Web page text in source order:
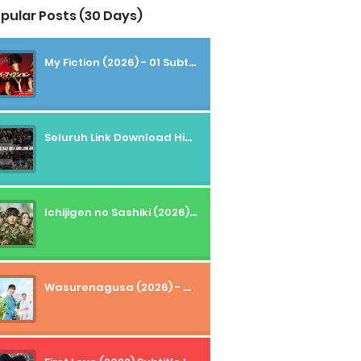
Posts (30 Days)
My Fiction (2026) - 01 Subtitle Indonesia
Seluruh Link Download High And Low Subtitle Indonesia
Ichijigen no Sashiki (2026) - 01 Subtitle Indonesia
Wasurenagusa (2026) - 01+02 Subtitle Indonesia